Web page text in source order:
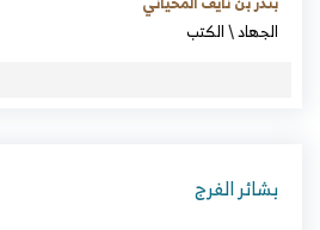
الجهاد\الكتب
بشائر الفرج